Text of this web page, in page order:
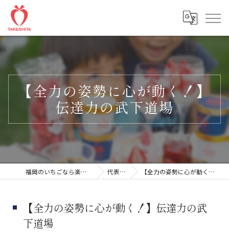
【全力の姿勢に心が動く！】
伝達力の武下道場
福岡のいちごなら楽農ファームたけした 代表ブログ 【全力の姿勢に心が動く！】伝達力の武下道場
【全力の姿勢に心が動く！】伝達力の武
下道場